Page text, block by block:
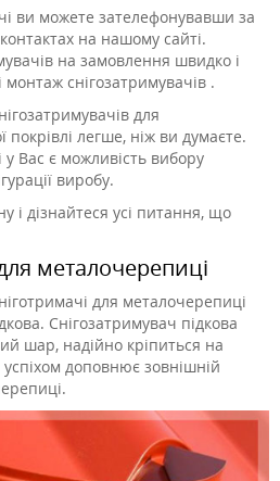
ви можете зателефонувавши за
на нашому сайті.
на замовлення швидко і
монтаж снігозатримувачів .
для
легше, ніж ви думаєте.
Вас є можливість вибору
виробу.
і дізнайтеся усі питання, що
металочерепиці
для металочерепиці
Снігозатримувач підкова
шар, надійно кріпиться на
успіхом доповнює зовнішній